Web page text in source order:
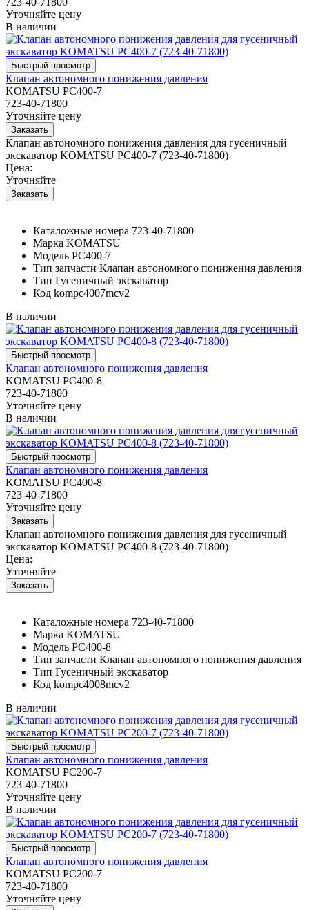
Уточняйте цену
В наличии
Клапан автономного понижения давления
KOMATSU PC400-7
723-40-71800
Уточняйте цену
Клапан автономного понижения давления для гусеничный
экскаватор KOMATSU PC400-7 (723-40-71800)
Цена:
Уточняйте
Каталожные номера 723-40-71800
Марка KOMATSU
Модель PC400-7
Тип запчасти Клапан автономного понижения давления
Тип Гусеничный экскаватор
Код kompc4007mcv2
В наличии
Клапан автономного понижения давления
KOMATSU PC400-8
723-40-71800
Уточняйте цену
В наличии
Клапан автономного понижения давления
KOMATSU PC400-8
723-40-71800
Уточняйте цену
Клапан автономного понижения давления для гусеничный
экскаватор KOMATSU PC400-8 (723-40-71800)
Цена:
Уточняйте
Каталожные номера 723-40-71800
Марка KOMATSU
Модель PC400-8
Тип запчасти Клапан автономного понижения давления
Тип Гусеничный экскаватор
Код kompc4008mcv2
В наличии
Клапан автономного понижения давления
KOMATSU PC200-7
723-40-71800
Уточняйте цену
В наличии
Клапан автономного понижения давления
KOMATSU PC200-7
723-40-71800
Уточняйте цену